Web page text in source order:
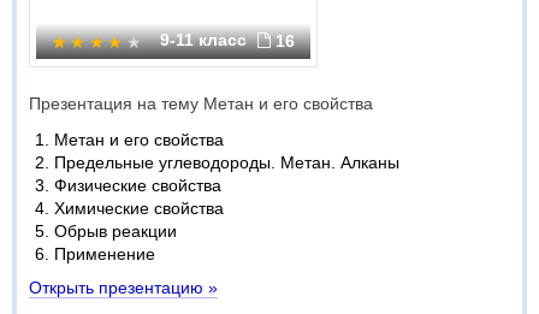
9-11 класс 16
Презентация на тему Метан и его свойства
Метан и его свойства
Предельные углеводороды. Метан. Алканы
Физические свойства
Химические свойства
Обрыв реакции
Применение
Открыть презентацию »